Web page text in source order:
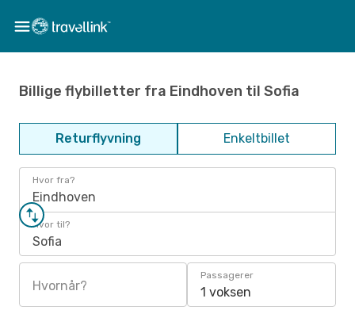
Billige flybilletter fra Eindhoven til Sofia
Returflyvning Enkeltbillet
Hvor fra?
Eindhoven
Hvor til?
Sofia
Hvornår?
Passagerer
1 voksen